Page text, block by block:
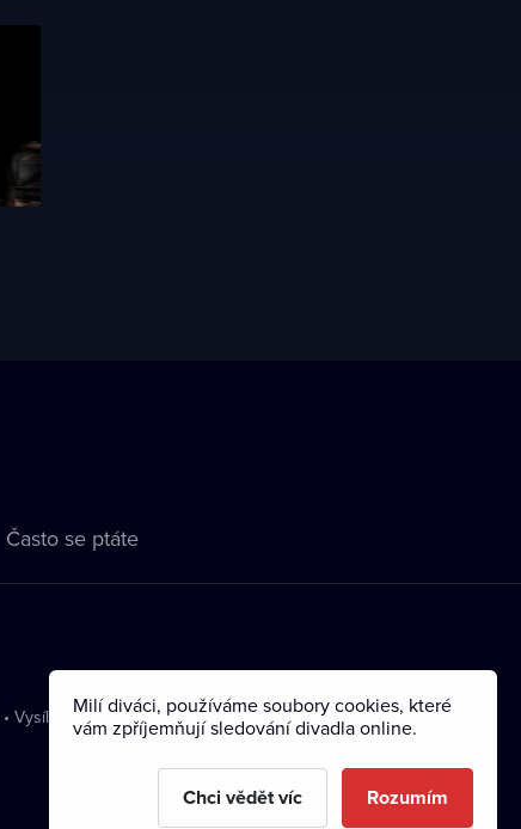
Často se ptáte
• Vysílání
Milí diváci, používáme soubory cookies, které
vám zpříjemňují sledování divadla online.
Chci vědět víc Rozumím